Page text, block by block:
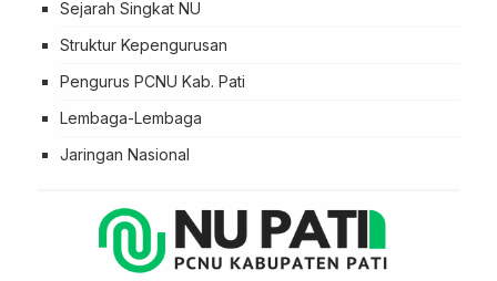
Sejarah Singkat NU
Struktur Kepengurusan
Pengurus PCNU Kab. Pati
Lembaga-Lembaga
Jaringan Nasional